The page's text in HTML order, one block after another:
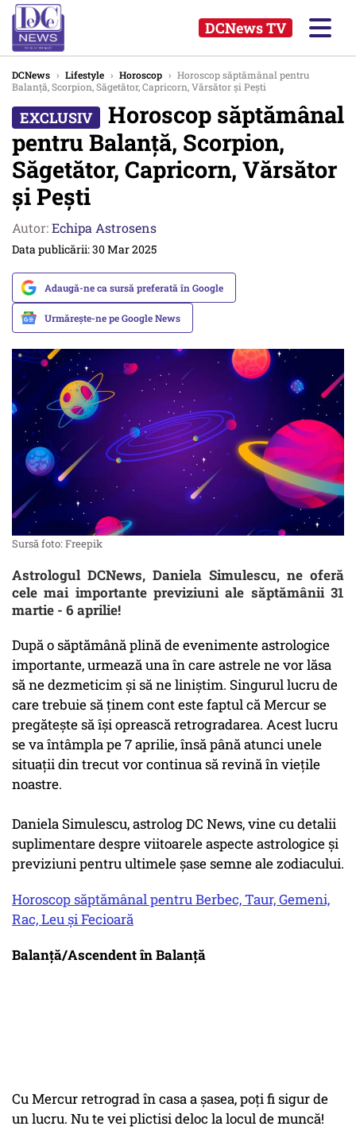
DCNews TV
DCNews › Lifestyle › Horoscop › Horoscop săptămânal pentru
Balanță, Scorpion, Săgetător, Capricorn, Vărsător și Pești
Horoscop săptămânal
pentru Balanță, Scorpion,
Săgetător, Capricorn, Vărsător
și Pești
Autor:Echipa Astrosens
Data publicării: 30 Mar 2025
Adaugă-ne ca sursă preferată în Google
Urmărește-ne pe Google News
Sursă foto: Freepik
Astrologul DCNews, Daniela Simulescu, ne oferă
cele mai importante previziuni ale săptămânii 31
martie - 6 aprilie!
După o săptămână plină de evenimente astrologice
importante, urmează una în care astrele ne vor lăsa
să ne dezmeticim și să ne liniștim. Singurul lucru de
care trebuie să ținem cont este faptul că Mercur se
pregătește să își oprească retrogradarea. Acest lucru
se va întâmpla pe 7 aprilie, însă până atunci unele
situații din trecut vor continua să revină în viețile
noastre.
Daniela Simulescu, astrolog DC News, vine cu detalii
suplimentare despre viitoarele aspecte astrologice și
previziuni pentru ultimele șase semne ale zodiacului.
Horoscop săptămânal pentru Berbec, Taur, Gemeni,
Rac, Leu și Fecioară
Balanță/Ascendent în Balanță
Cu Mercur retrograd în casa a șasea, poți fi sigur de
un lucru. Nu te vei plictisi deloc la locul de muncă!